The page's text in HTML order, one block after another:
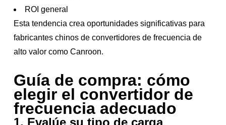
ROI general
Esta tendencia crea oportunidades significativas para
fabricantes chinos de convertidores de frecuencia de
alto valor como Canroon.
Guía de compra: cómo
elegir el convertidor de
frecuencia adecuado
1. Evalúe su tipo de carga